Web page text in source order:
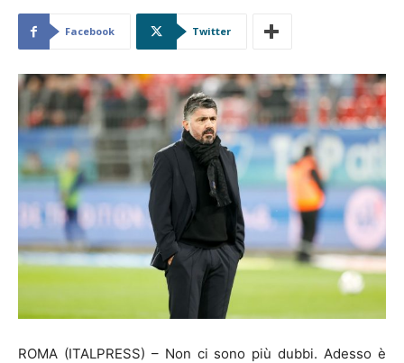
Facebook Twitter
ROMA (ITALPRESS) – Non ci sono più dubbi. Adesso è